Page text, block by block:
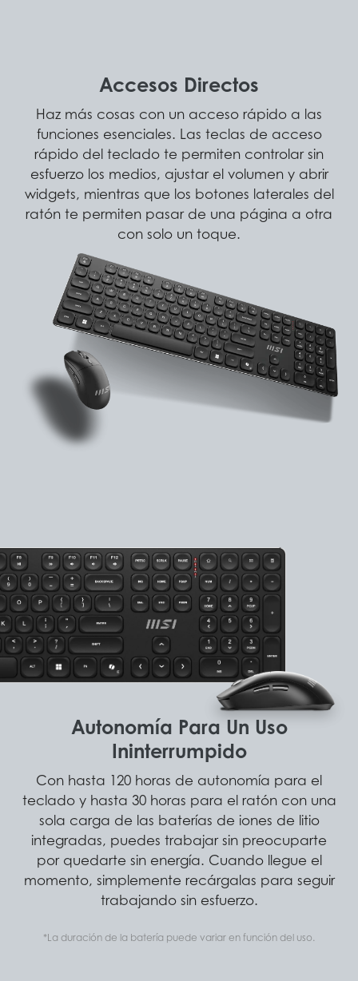
Accesos Directos
Haz más cosas con un acceso rápido a las
funciones esenciales. Las teclas de acceso
rápido del teclado te permiten controlar sin
esfuerzo los medios, ajustar el volumen y abrir
widgets, mientras que los botones laterales del
ratón te permiten pasar de una página a otra
con solo un toque.
Autonomía Para Un Uso
Ininterrumpido
Con hasta 120 horas de autonomía para el
teclado y hasta 30 horas para el ratón con una
sola carga de las baterías de iones de litio
integradas, puedes trabajar sin preocuparte
por quedarte sin energía. Cuando llegue el
momento, simplemente recárgalas para seguir
trabajando sin esfuerzo.
*La duración de la batería puede variar en función del uso.